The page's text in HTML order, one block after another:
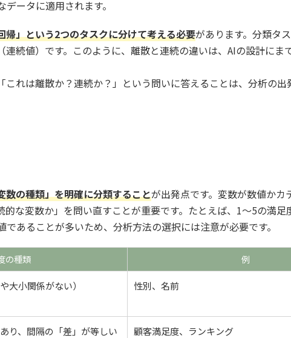
ータに適用されます。
」という2つのタスクに分けて考える必要があります。分類タ
続値）です。このように、離散と連続の違いは、AIの設計にま
れは離散か？連続か？」という問いに答えることは、分析の出
数の種類」を明確に分類することが出発点です。変数が数値かカ
な変数か」を問い直すことが重要です。たとえば、1〜5の満足
あることが多いため、分析方法の選択には注意が必要です。
の種類 例
大小関係がない） 性別、名前
り、間隔の「差」が等しい
顧客満足度、ランキング